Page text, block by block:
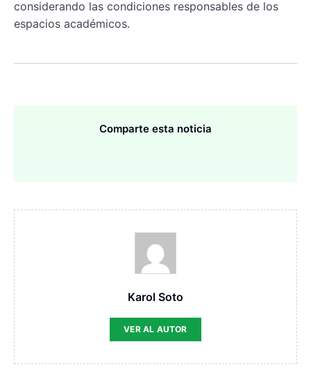
considerando las condiciones responsables de los
espacios académicos.
Comparte esta noticia
Karol Soto
VER AL AUTOR